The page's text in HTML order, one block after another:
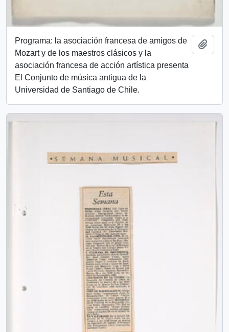
Programa: la asociación francesa de amigos de
Mozart y de los maestros clásicos y la
asociación francesa de acción artística presenta
El Conjunto de música antigua de la
Universidad de Santiago de Chile.